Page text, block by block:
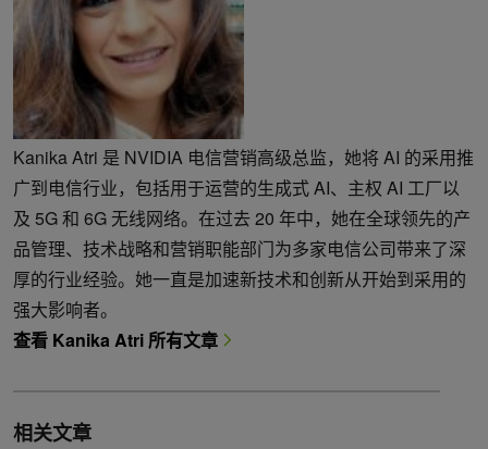
Kanika Atri 是 NVIDIA 电信营销高级总监，她将 AI 的采用推
广到电信行业，包括用于运营的生成式 AI、主权 AI 工厂以
及 5G 和 6G 无线网络。在过去 20 年中，她在全球领先的产
品管理、技术战略和营销职能部门为多家电信公司带来了深
厚的行业经验。她一直是加速新技术和创新从开始到采用的
强大影响者。
查看 Kanika Atri 所有文章
相关文章